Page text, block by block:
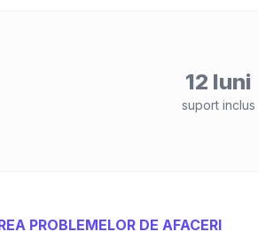
12 luni
suport inclus
PROBLEMELOR DE AFACERI